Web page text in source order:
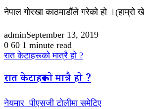
नेपाल गोरखा काठमाडौंले गरेको हो
adminSeptember 13, 2019
0 60 1 minute read
रात केटाहरूको मात्रै हो ?
रात केटाहरूको मात्रै हो ?
नेयमार पीएसजी टोलीमा समेटिए